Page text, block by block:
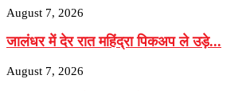
August 7, 2026
जालंधर में देर रात महिंद्रा पिकअप ले उड़े...
August 7, 2026